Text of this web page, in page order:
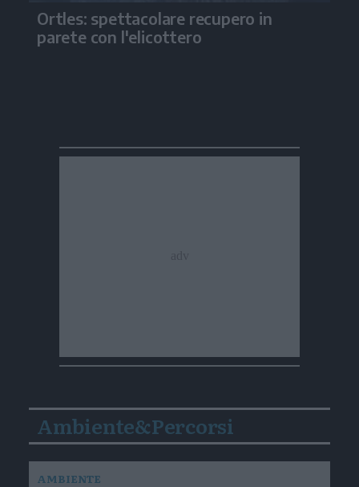
Ortles: spettacolare recupero in
parete con l'elicottero
Ambiente&Percorsi
AMBIENTE